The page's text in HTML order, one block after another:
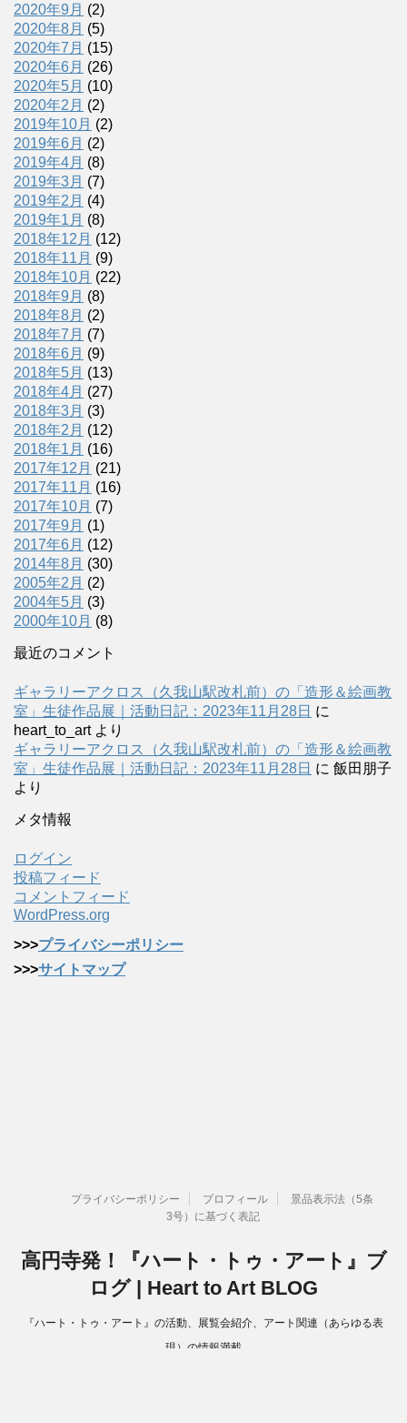
2020年9月 (2)
2020年8月 (5)
2020年7月 (15)
2020年6月 (26)
2020年5月 (10)
2020年2月 (2)
2019年10月 (2)
2019年6月 (2)
2019年4月 (8)
2019年3月 (7)
2019年2月 (4)
2019年1月 (8)
2018年12月 (12)
2018年11月 (9)
2018年10月 (22)
2018年9月 (8)
2018年8月 (2)
2018年7月 (7)
2018年6月 (9)
2018年5月 (13)
2018年4月 (27)
2018年3月 (3)
2018年2月 (12)
2018年1月 (16)
2017年12月 (21)
2017年11月 (16)
2017年10月 (7)
2017年9月 (1)
2017年6月 (12)
2014年8月 (30)
2005年2月 (2)
2004年5月 (3)
2000年10月 (8)
最近のコメント
ギャラリーアクロス（久我山駅改札前）の「造形＆絵画教
室」生徒作品展｜活動日記：2023年11月28日 に
heart_to_artより
ギャラリーアクロス（久我山駅改札前）の「造形＆絵画教
室」生徒作品展｜活動日記：2023年11月28日 に 飯田朋子
より
メタ情報
ログイン
投稿フィード
コメントフィード
WordPress.org
>>>プライバシーポリシー
>>>サイトマップ
プライバシーポリシー プロフィール
景品表示法（5条
3号）に基づく表記
高円寺発！『ハート・トゥ・アート』ブ
ログ | Heart to Art BLOG
『ハート・トゥ・アート』の活動、展覧会紹介、アート関連（あらゆる表
現）の情報満載